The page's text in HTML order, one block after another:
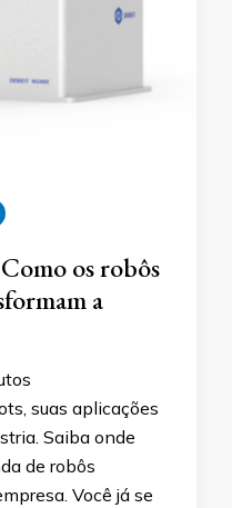
os robôs
a
suas aplicações
Saiba onde
de robôs
Você já se